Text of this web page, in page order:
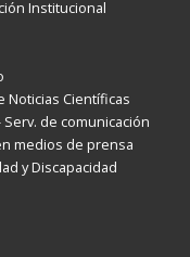
Institucional
Noticias Científicas
Serv. de comunicación
medios de prensa
y Discapacidad